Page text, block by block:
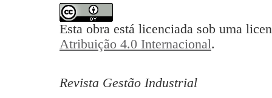
Esta obra está licenciada sob uma
Atribuição 4.0 Internacional.
Revista Gestão Industrial